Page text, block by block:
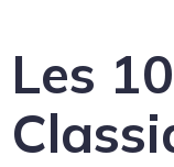
Les